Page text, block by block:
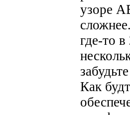
узоре
где-то
Как